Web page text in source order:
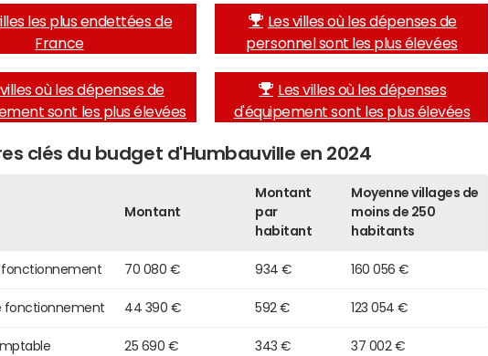
les plus endettées de
France
Les villes où les dépenses de
personnel sont les plus élevées
villes où les dépenses de
sont les plus élevées
Les villes où les dépenses
d'équipement sont les plus élevées
clés du budget d'Humbauville en 2024
Montant
Montant
par
habitant
Moyenne villages de
moins de 250
habitants
fonctionnement 70 080 € 934 € 160 056 €
fonctionnement 44 390 € 592 € 123 054 €
25 690 € 343 € 37 002 €